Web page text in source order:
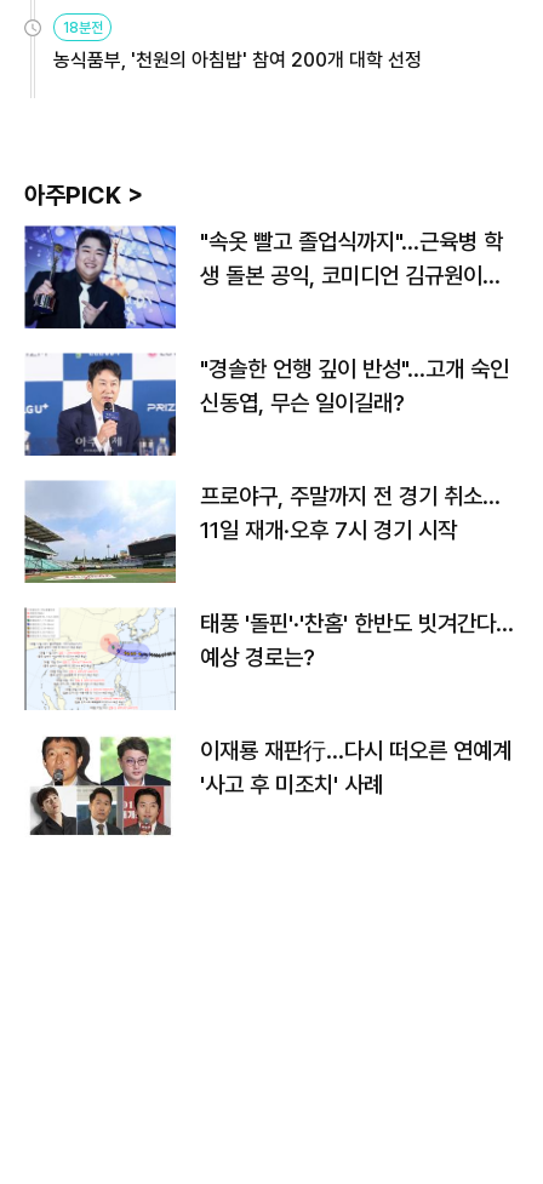
원
18분전
농식품부, '천원의 아침밥' 참여 200개 대학 선정
아주PICK >
"속옷 빨고 졸업식까지"…근육병 학
생 돌본 공익, 코미디언 김규원이었
"경솔한 언행 깊이 반성"…고개 숙인
신동엽, 무슨 일이길래?
프로야구, 주말까지 전 경기 취소…
11일 재개·오후 7시 경기 시작
태풍 '돌핀'·'찬홈' 한반도 빗겨간다…
예상 경로는?
이재룡 재판行…다시 떠오른 연예계
'사고 후 미조치' 사례